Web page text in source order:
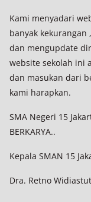
Kami menyadari
banyak
dan mengupdate
website sekolah ini
dan masukan dari
kami harapkan.
SMA Negeri 15
BERKARYA..
Kepala SMAN 15
Dra. Retno